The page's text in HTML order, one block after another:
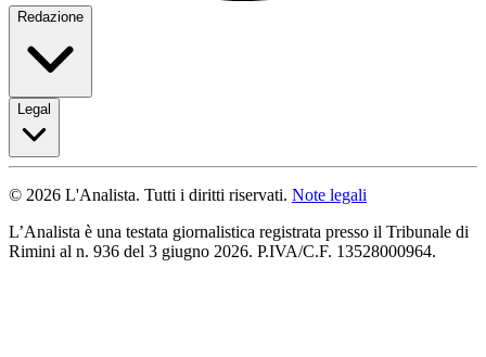
Redazione
Legal
© 2026 L'Analista. Tutti i diritti riservati. Note legali
L’Analista è una testata giornalistica registrata presso il Tribunale di
Rimini al n. 936 del 3 giugno 2026. P.IVA/C.F. 13528000964.